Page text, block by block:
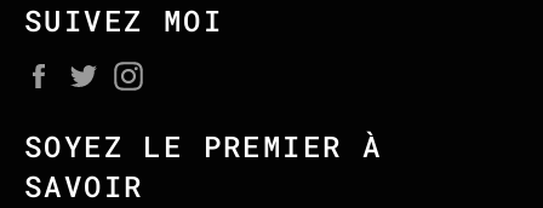
SUIVEZ MOI
Facebook
Twitter
SOYEZ LE PREMIER À
SAVOIR